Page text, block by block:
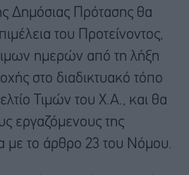
Δημόσιας Πρότασης θα
του Προτείνοντος,
ημερών από τη λήξη
στο διαδικτυακό τόπο
Τιμών του Χ.Α., και θα
εργαζόμενους της
με το άρθρο 23 του Νόμου.